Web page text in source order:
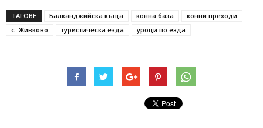
ТАГОВЕ Балканджийска къща конна база
конни преходи
с. Живково
туристическа езда уроци по езда